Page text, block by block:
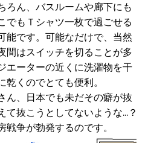
ろん、バスルームや廊下にも
でもＴシャツ一枚で過ごせる
能です。可能なだけで、当然
間はスイッチを切ることが多
エーターの近くに洗濯物を干
くのでとても便利。
ん、日本でも未だその癖が抜
抜こうとしてないような...？
争が勃発するのです。